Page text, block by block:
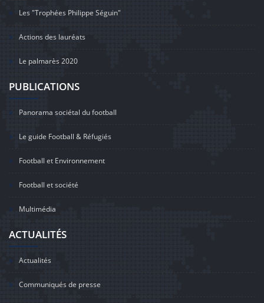
Les "Trophées Philippe Séguin"
Actions des lauréats
Le palmarès 2020
PUBLICATIONS
Panorama sociétal du football
Le guide Football & Réfugiés
Football et Environnement
Football et société
Multimédia
ACTUALITÉS
Actualités
Communiqués de presse